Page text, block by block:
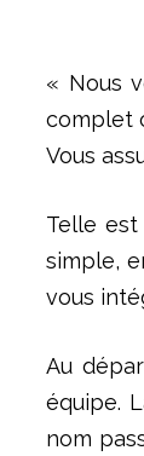
« Nous
complet
Vous
Telle est
simple,
vous
Au
équipe.
nom